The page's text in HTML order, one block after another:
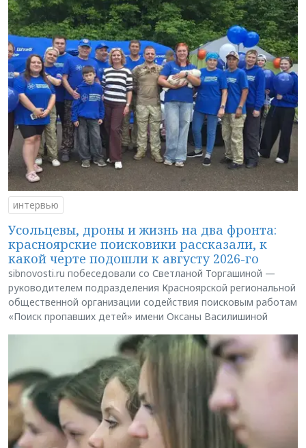
интервью
Усольцевы, дроны и жизнь на два фронта:
красноярские поисковики рассказали, к
какой черте подошли к августу 2026-го
sibnovosti.ru побеседовали со Светланой Торгашиной —
руководителем подразделения Красноярской региональной
общественной организации содействия поисковым работам
«Поиск пропавших детей» имени Оксаны Василишиной